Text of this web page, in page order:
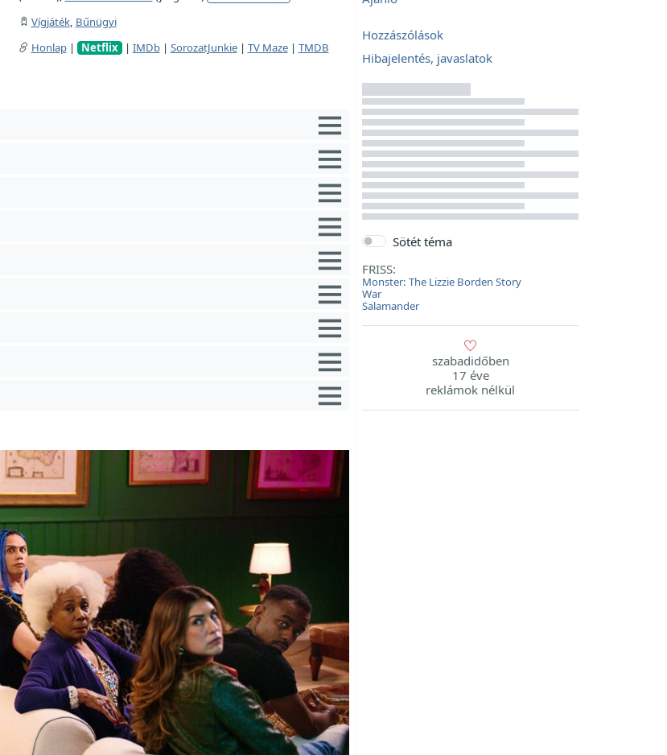
Vígjáték, Bűnügyi
Honlap| Netflix | IMDb| SorozatJunkie| TV Maze| TMDB
Hozzászólások
Hibajelentés, javaslatok
Sötét téma
FRISS:
Monster: The Lizzie Borden Story
War
Salamander
szabadidőben
17 éve
reklámok nélkül